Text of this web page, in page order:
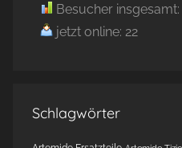
Besucher insgesamt:
jetzt online: 22
Schlagwörter